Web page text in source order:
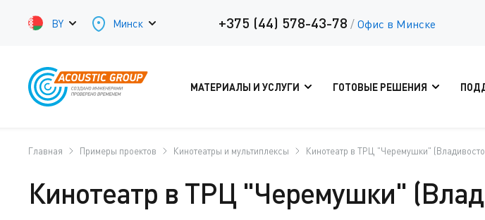
BY Минск +375 (44) 578-43-78 / Офис в Минске
МАТЕРИАЛЫ И УСЛУГИ ГОТОВЫЕ РЕШЕНИЯ
Главная Примеры проектов Кинотеатры и мультиплексы Кинотеатр в ТРЦ "Черемушки"
Кинотеатр в ТРЦ "Черемушки"